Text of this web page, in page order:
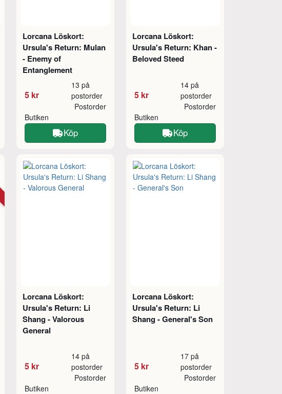
Lorcana Löskort:
Ursula's Return: Mulan
- Enemy of
Entanglement
5 kr
13 på
postorder
Butiken
Postorder
Köp
Lorcana Löskort:
Ursula's Return: Khan -
Beloved Steed
5 kr
14 på
postorder
Butiken
Postorder
Köp
Lorcana Löskort:
Ursula's Return: Li
Shang - Valorous
General
5 kr
14 på
postorder
Butiken
Postorder
Lorcana Löskort:
Ursula's Return: Li
Shang - General's Son
5 kr
17 på
postorder
Butiken
Postorder